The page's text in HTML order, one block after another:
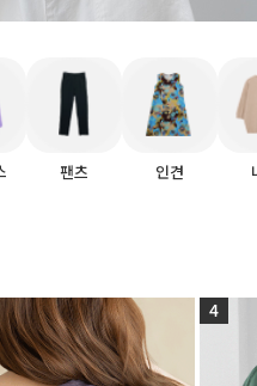
팬츠 인견
4